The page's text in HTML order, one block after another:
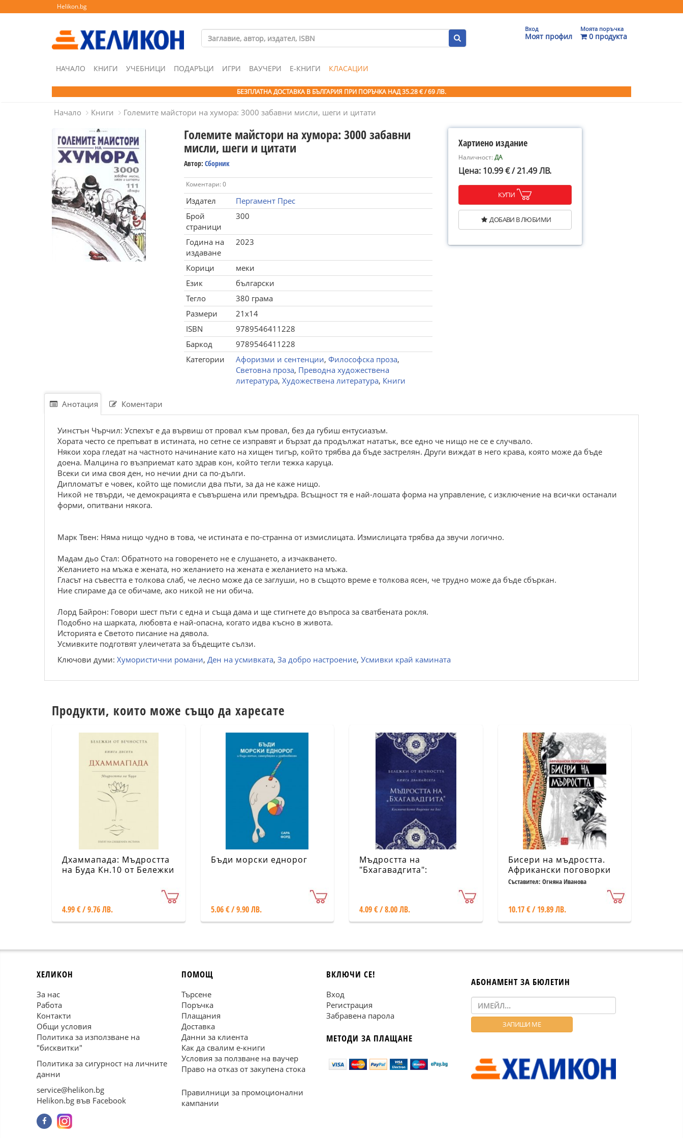
Helikon.bg
Вход
Моят профил
Моята поръчка
0 продукта
НАЧАЛО КНИГИ УЧЕБНИЦИ ПОДАРЪЦИ ИГРИ ВАУЧЕРИ Е-КНИГИ КЛАСАЦИИ
БЕЗПЛАТНА ДОСТАВКА В БЪЛГАРИЯ ПРИ ПОРЪЧКА НАД 35.28 € / 69 ЛВ.
Начало Книги Големите майстори на хумора: 3000 забавни мисли, шеги и цитати
Големите майстори на хумора: 3000 забавни
мисли, шеги и цитати
Автор: Сборник
Коментари: 0
Издател
Пергамент Прес
Брой
страници
300
Година на
издаване
2023
Корици
меки
Език
български
Тегло
380 грама
Размери
21x14
ISBN
9789546411228
Баркод
9789546411228
Категории
Афоризми и сентенции, Философска проза,
Световна проза, Преводна художествена
литература, Художествена литература, Книги
Хартиено издание
Наличност:ДА
Цена: 10.99 € / 21.49 ЛВ.
КУПИ
ДОБАВИ В ЛЮБИМИ
Анотация Коментари
Уинстън Чърчил: Успехът е да вървиш от провал към провал, без да губиш ентусиазъм.
Хората често се препъват в истината, но сетне се изправят и бързат да продължат нататък, все едно че нищо не се е случвало.
Някои хора гледат на частното начинание като на хищен тигър, който трябва да бъде застрелян. Други виждат в него крава, която може да бъде
доена. Малцина го възприемат като здрав кон, който тегли тежка каруца.
Всеки си има своя ден, но нечии дни са по-дълги.
Дипломатът е човек, който ще помисли два пъти, за да не каже нищо.
Никой не твърди, че демокрацията е съвършена или премъдра. Всъщност тя е най-лошата форма на управление, с изключение на всички останали
форми, опитвани някога.
Марк Твен: Няма нищо чудно в това, че истината е по-странна от измислицата. Измислицата трябва да звучи логично.
Мадам дьо Стал: Обратното на говоренето не е слушането, а изчакването.
Желанието на мъжа е жената, но желанието на жената е желанието на мъжа.
Гласът на съвестта е толкова слаб, че лесно може да се заглуши, но в същото време е толкова ясен, че трудно може да бъде сбъркан.
Ние спираме да се обичаме, ако никой не ни обича.
Лорд Байрон: Говори шест пъти с една и съща дама и ще стигнете до въпроса за сватбената рокля.
Подобно на шарката, любовта е най-опасна, когато идва късно в живота.
Историята е Светото писание на дявола.
Усмивките подготвят улеичетата за бъдещите сълзи.
Ключови думи: Хумористични романи, Ден на усмивката, За добро настроение, Усмивки край камината
Продукти, които може също да харесате
Дхаммапада: Мъдростта
на Буда Кн.10 от Бележки
4.99 € / 9.76 ЛВ.
Бъди морски еднорог
5.06 € / 9.90 ЛВ.
Мъдростта на
"Бхагавадгита":
на Бог" Кн.12 от Бележки
4.09 € / 8.00 ЛВ.
Бисери на мъдростта.
Африкански поговорки
Съставител: Огняна Иванова
10.17 € / 19.89 ЛВ.
ХЕЛИКОН
За нас
Работа
Контакти
Общи условия
Политика за използване на
"бисквитки"
Политика за сигурност на личните
данни
service@helikon.bg
Helikon.bg във Facebook
ПОМОЩ
Търсене
Поръчка
Плащания
Доставка
Данни за клиента
Как да свалим е-книги
Условия за ползване на ваучер
Право на отказ от закупена стока
Правилници за промоционални
кампании
ВКЛЮЧИ СЕ!
Вход
Регистрация
Забравена парола
МЕТОДИ ЗА ПЛАЩАНЕ
АБОНАМЕНТ ЗА БЮЛЕТИН